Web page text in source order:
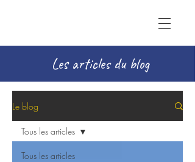
Les articles du blog
Le blog
Tous les articles
Tous les articles